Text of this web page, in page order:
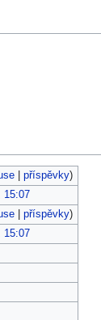
| příspěvky)
15:07
| příspěvky)
15:07